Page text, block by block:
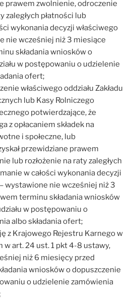
prawem zwolnienie, odroczenie
zaległych płatności lub
wykonania decyzji właściwego
nie wcześniej niż 3 miesiące
składania wniosków o
w postępowaniu o udzielenie
ofert;
właściwego oddziału Zakładu
lub Kasy Rolniczego
potwierdzające, że
z opłacaniem składek na
i społeczne, lub
przewidziane prawem
lub rozłożenie na raty zaległych
w całości wykonania decyzji
wystawione nie wcześniej niż 3
terminu składania wniosków
w postępowaniu o
albo składania ofert;
z Krajowego Rejestru Karnego w
w art. 24 ust. 1 pkt 4-8 ustawy,
niż 6 miesięcy przed
wniosków o dopuszczenie
o udzielenie zamówienia